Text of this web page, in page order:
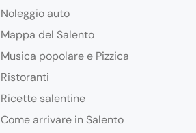
Noleggio auto
Mappa del Salento
Musica popolare e Pizzica
Ristoranti
Ricette salentine
Come arrivare in Salento